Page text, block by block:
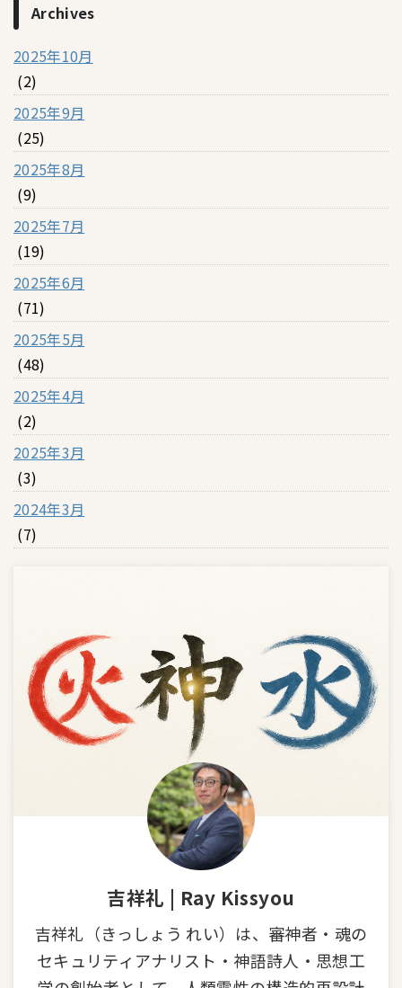
Archives
2025年10月
(2)
2025年9月
(25)
2025年8月
(9)
2025年7月
(19)
2025年6月
(71)
2025年5月
(48)
2025年4月
(2)
2025年3月
(3)
2024年3月
(7)
吉祥礼 | Ray Kissyou
吉祥礼（きっしょう れい）は、審神者・魂の
セキュリティアナリスト・神語詩人・思想工